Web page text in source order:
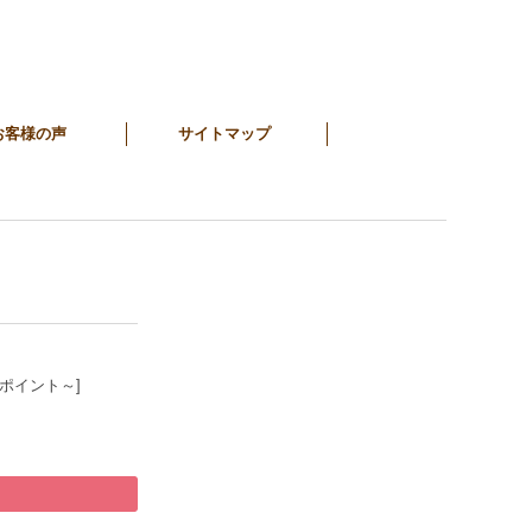
客様の声 サイトマップ
イント～]